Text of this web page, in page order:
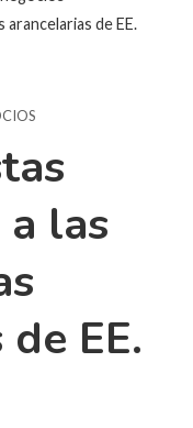
arancelarias de EE.
las
EE.